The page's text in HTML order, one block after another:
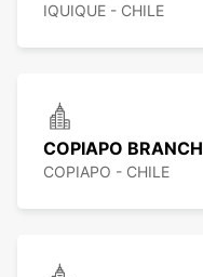
IQUIQUE - CHILE
COPIAPO BRANCH
COPIAPO - CHILE